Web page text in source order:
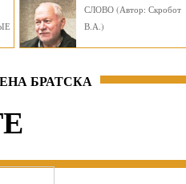
СЛОВО (Автор: Скробот
В.А.)
БРАТСКА